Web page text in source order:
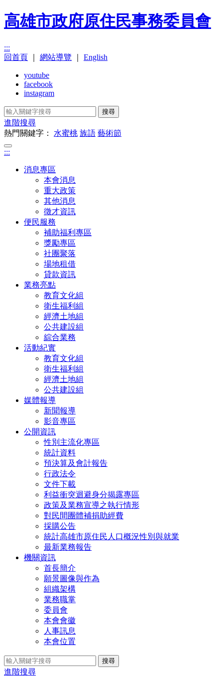
高雄市政府原住民事務委員會
:::
回首頁
網站導覽 English
youtube
facebook
instagram
搜尋
進階搜尋
熱門關鍵字： 水蜜桃 族語 藝術節
:::
消息專區
本會消息
重大政策
其他消息
徵才資訊
便民服務
補助福利專區
獎勵專區
社團聚落
場地租借
貸款資訊
業務亮點
教育文化組
衛生福利組
經濟土地組
公共建設組
綜合業務
活動紀實
教育文化組
衛生福利組
經濟土地組
公共建設組
媒體報導
新聞報導
影音專區
公開資訊
性別主流化專區
統計資料
預決算及會計報告
行政法令
文件下載
利益衝突迴避身分揭露專區
政策及業務宣導之執行情形
對民間團體補捐助經費
採購公告
統計高雄市原住民人口概況性別與就業
最新業務報告
機關資訊
首長簡介
願景圖像與作為
組織架構
業務職掌
委員會
本會會徽
人事訊息
本會位置
搜尋
進階搜尋